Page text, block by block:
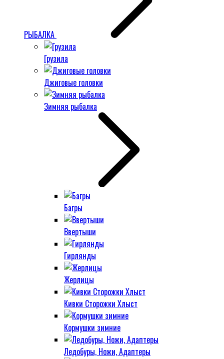
РЫБАЛКА
Грузила
Джиговые головки
Зимняя рыбалка
Багры
Ввертыши
Гирлянды
Жерлицы
Кивки Сторожки Хлыст
Кормушки зимние
Ледобуры, Ножи, Адаптеры